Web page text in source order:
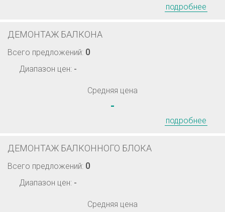
подробнее
ДЕМОНТАЖ БАЛКОНА
Всего предложений: 0
Диапазон цен: -
Средняя цена
-
подробнее
ДЕМОНТАЖ БАЛКОННОГО БЛОКА
Всего предложений: 0
Диапазон цен: -
Средняя цена